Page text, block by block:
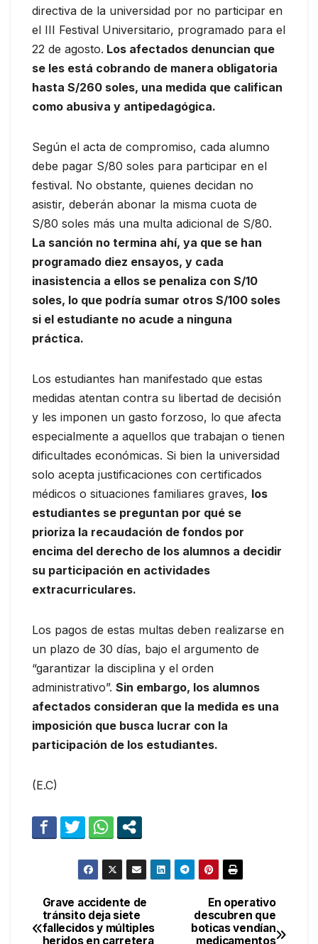
directiva de la universidad por no participar en
el III Festival Universitario, programado para el
22 de agosto. Los afectados denuncian que
se les está cobrando de manera obligatoria
hasta S/260 soles, una medida que califican
como abusiva y antipedagógica.
Según el acta de compromiso, cada alumno
debe pagar S/80 soles para participar en el
festival. No obstante, quienes decidan no
asistir, deberán abonar la misma cuota de
S/80 soles más una multa adicional de S/80.
La sanción no termina ahí, ya que se han
programado diez ensayos, y cada
inasistencia a ellos se penaliza con S/10
soles, lo que podría sumar otros S/100 soles
si el estudiante no acude a ninguna
práctica.
Los estudiantes han manifestado que estas
medidas atentan contra su libertad de decisión
y les imponen un gasto forzoso, lo que afecta
especialmente a aquellos que trabajan o tienen
dificultades económicas. Si bien la universidad
solo acepta justificaciones con certificados
médicos o situaciones familiares graves, los
estudiantes se preguntan por qué se
prioriza la recaudación de fondos por
encima del derecho de los alumnos a decidir
su participación en actividades
extracurriculares.
Los pagos de estas multas deben realizarse en
un plazo de 30 días, bajo el argumento de
“garantizar la disciplina y el orden
administrativo”. Sin embargo, los alumnos
afectados consideran que la medida es una
imposición que busca lucrar con la
participación de los estudiantes.
(E.C)
Navegación
En operativo
descubren que
boticas vendían
medicamentos
Grave accidente de
tránsito deja siete
fallecidos y múltiples
heridos en carretera